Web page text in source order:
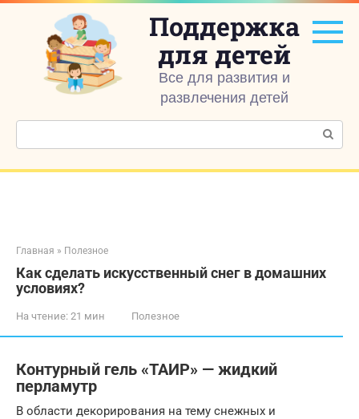
Перейти
контенту
Поддержка
для детей
Все для развития и
развлечения детей
Поиск:
Главная » Полезное
Как сделать искусственный снег в домашних
условиях?
На чтение: 21 мин Полезное
Контурный гель «ТАИР» — жидкий
перламутр
В области декорирования на тему снежных и